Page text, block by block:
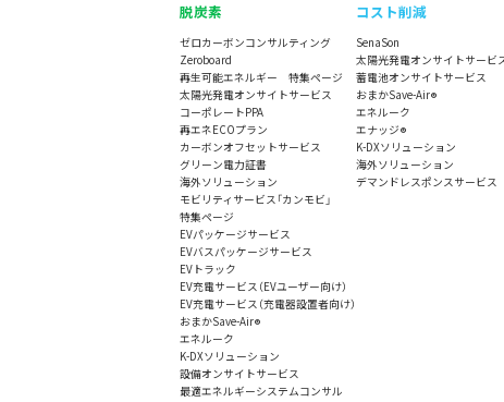
脱炭素
ゼロカーボンコンサルティング
Zeroboard
再生可能エネルギー 特集ページ
太陽光発電オンサイトサービス
コーポレートPPA
再エネECOプラン
カーボンオフセットサービス
グリーン電力証書
海外ソリューション
モビリティサービス「カンモビ」
特集ページ
EVパッケージサービス
EVバスパッケージサービス
EVトラック
EV充電サービス（EVユーザー向け）
EV充電サービス（充電器設置者向け）
おまかSave-Air®
エネルーク
K-DXソリューション
設備オンサイトサービス
最適エネルギーシステムコンサル
コスト削減
SenaSon
太陽光発電オンサイトサービ
蓄電池オンサイトサービス
おまかSave-Air®
エネルーク
エナッジ®
K-DXソリューション
海外ソリューション
デマンドレスポンスサービス